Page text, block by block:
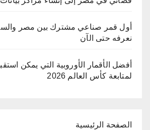
أول قمر صناعي مشترك بين مصر
نعرفه حتى الآن
أفضل الأقمار الأوروبية التي يمكن
لمتابعة كأس العالم 2026
الصفحة الرئيسية